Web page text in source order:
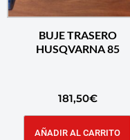
BUJE TRASERO
HUSQVARNA 85
181,50€
AÑADIR AL CARRITO